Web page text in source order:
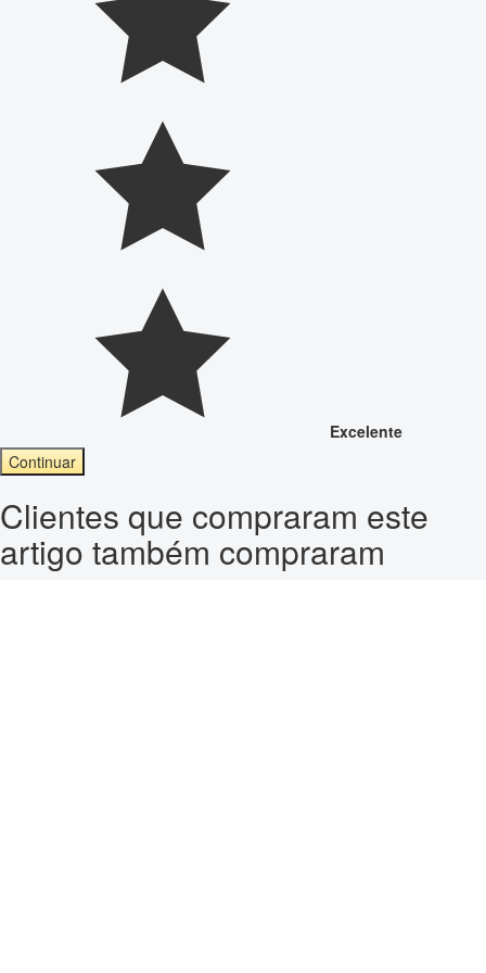
Excelente
Continuar
Clientes que compraram este
artigo também compraram